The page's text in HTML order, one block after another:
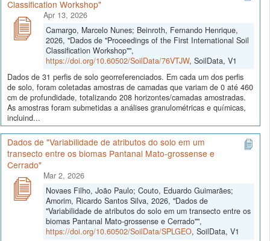
Classification Workshop"
Apr 13, 2026
Camargo, Marcelo Nunes; Beinroth, Fernando Henrique,
2026, "Dados de "Proceedings of the First International Soil
Classification Workshop"",
https://doi.org/10.60502/SoilData/76VTJW, SoilData, V1
Dados de 31 perfis de solo georreferenciados. Em cada um dos perfis
de solo, foram coletadas amostras de camadas que variam de 0 até 460
cm de profundidade, totalizando 208 horizontes/camadas amostradas.
As amostras foram submetidas a análises granulométricas e químicas,
incluind...
Dados de "Variabilidade de atributos do solo em um
transecto entre os biomas Pantanal Mato-grossense e
Cerrado"
Mar 2, 2026
Novaes Filho, João Paulo; Couto, Eduardo Guimarães;
Amorim, Ricardo Santos Silva, 2026, "Dados de
"Variabilidade de atributos do solo em um transecto entre os
biomas Pantanal Mato-grossense e Cerrado"",
https://doi.org/10.60502/SoilData/SPLGEO, SoilData, V1